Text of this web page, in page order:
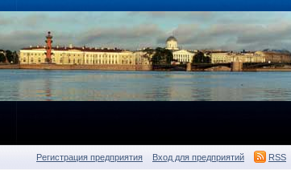
Регистрация предприятия Вход для предприятий RSS